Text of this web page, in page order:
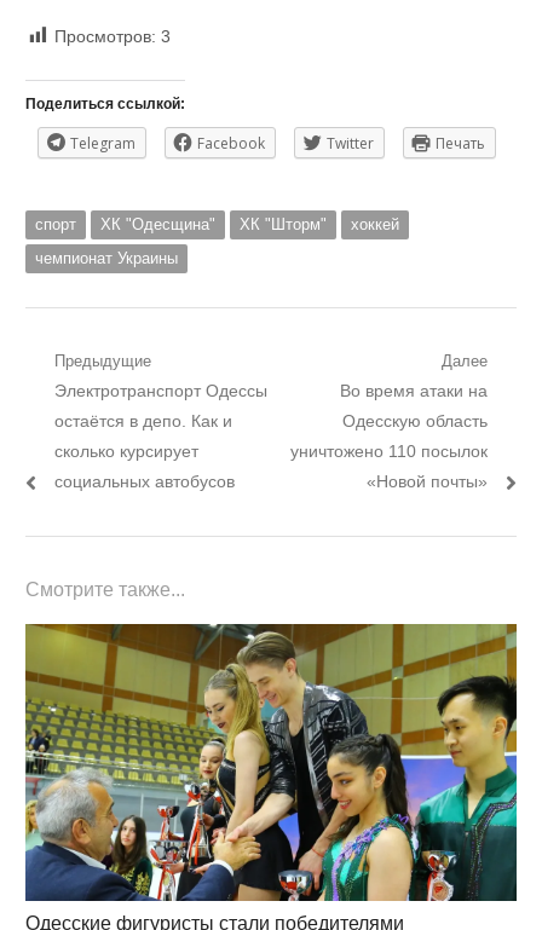
Просмотров: 3
Поделиться ссылкой:
Telegram Facebook Twitter Печать
спорт ХК "Одесщина" ХК "Шторм"
хоккей
чемпионат Украины
Навигация
записям
Предыдущие
Предыдущий
пост:
Электротранспорт Одессы
остаётся в депо. Как и
сколько курсирует
социальных автобусов
Далее
Следующий
пост:
Во время атаки на
Одесскую область
уничтожено 110 посылок
«Новой почты»
Смотрите также...
Одесские фигуристы стали победителями